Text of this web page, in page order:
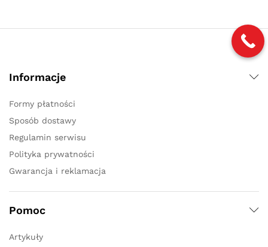
Informacje
Formy płatności
Sposób dostawy
Regulamin serwisu
Polityka prywatności
Gwarancja i reklamacja
Pomoc
Artykuły